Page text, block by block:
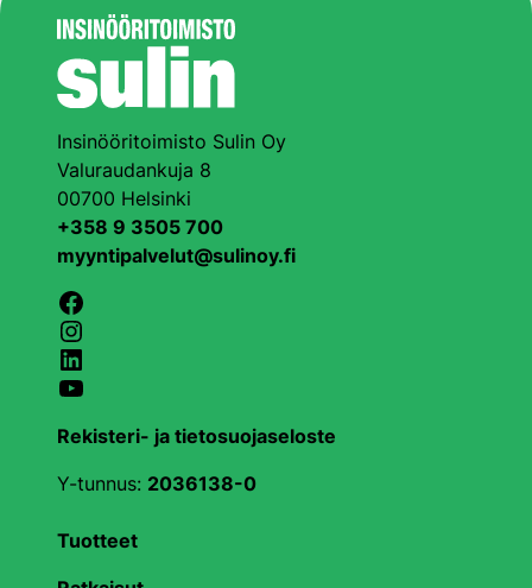
Insinööritoimisto Sulin Oy
Valuraudankuja 8
00700 Helsinki
+358 9 3505 700
myyntipalvelut@sulinoy.fi
Facebook
Instagram
LinkedIn
YouTube
Rekisteri- ja tietosuojaseloste
Y-tunnus: 2036138-0
Tuotteet